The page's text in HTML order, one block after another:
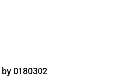
by 0180302